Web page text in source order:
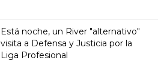
Está noche, un River "alternativo"
visita a Defensa y Justicia por la
Liga Profesional